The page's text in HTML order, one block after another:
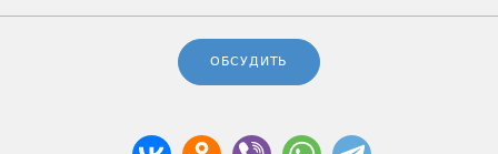
ОБСУДИТЬ